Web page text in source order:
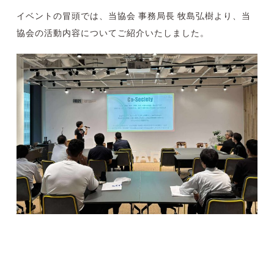
イベントの冒頭では、当協会 事務局長 牧島弘樹より、当
協会の活動内容についてご紹介いたしました。